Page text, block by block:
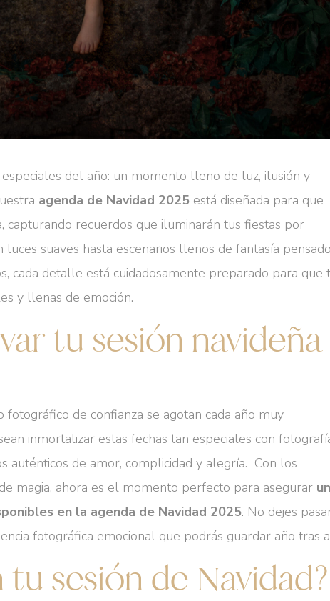
del año: un momento lleno de luz, ilusión y
agenda de Navidad 2025 está diseñada para que
capturando recuerdos que iluminarán tus fiestas por
suaves hasta escenarios llenos de fantasía
cada detalle está cuidadosamente preparado para que
y llenas de emoción.
tu sesión navideña
fotográfico de confianza se agotan cada año muy
inmortalizar estas fechas tan especiales con
auténticos de amor, complicidad y alegría. Con los
magia, ahora es el momento perfecto para asegurar
en la agenda de Navidad 2025. No dejes
fotográfica emocional que podrás guardar año tras
tu sesión de Navidad?